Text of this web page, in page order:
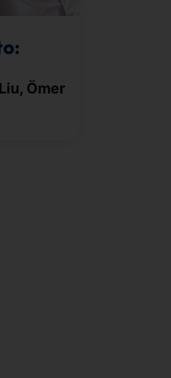
Ömer